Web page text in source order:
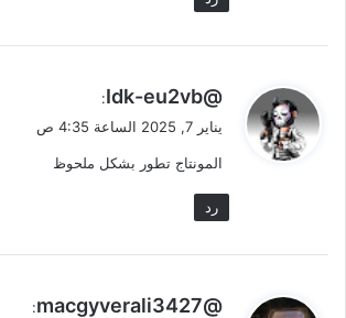
ي
ل
@Idk-eu2vb
:
يناير 7, 2025 الساعة 4:35 ص
المونتاج تطور بشكل ملحوظ
رد
ي
@macgyverali3427
: